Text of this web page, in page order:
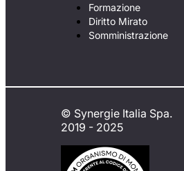
Formazione
Diritto Mirato
Somministrazione
© Synergie Italia Spa.
2019 - 2025